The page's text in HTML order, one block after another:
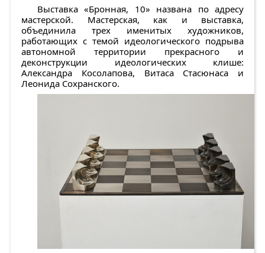
Выставка «Бронная, 10» названа по адресу
мастерской. Мастерская, как и выставка,
объединила трех именитых художников,
работающих с темой идеологического подрыва
автономной территории прекрасного и
деконструкции идеологических клише:
Александра Косолапова, Витаса Стасюнаса и
Леонида Сохранского.